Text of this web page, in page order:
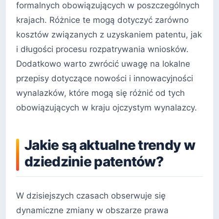
formalnych obowiązujących w poszczególnych
krajach. Różnice te mogą dotyczyć zarówno
kosztów związanych z uzyskaniem patentu, jak
i długości procesu rozpatrywania wniosków.
Dodatkowo warto zwrócić uwagę na lokalne
przepisy dotyczące nowości i innowacyjności
wynalazków, które mogą się różnić od tych
obowiązujących w kraju ojczystym wynalazcy.
Jakie są aktualne trendy w
dziedzinie patentów?
W dzisiejszych czasach obserwuje się
dynamiczne zmiany w obszarze prawa